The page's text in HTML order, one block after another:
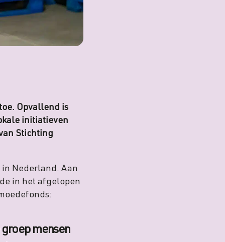
Opvallend is
initiatieven
Stichting
Nederland. Aan
in het afgelopen
groep mensen